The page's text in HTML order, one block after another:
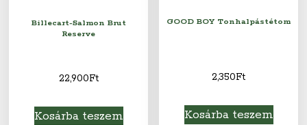
Billecart-Salmon Brut
Reserve
22,900Ft
Kosárba teszem
GOOD BOY Tonhalpástétom
2,350Ft
Kosárba teszem